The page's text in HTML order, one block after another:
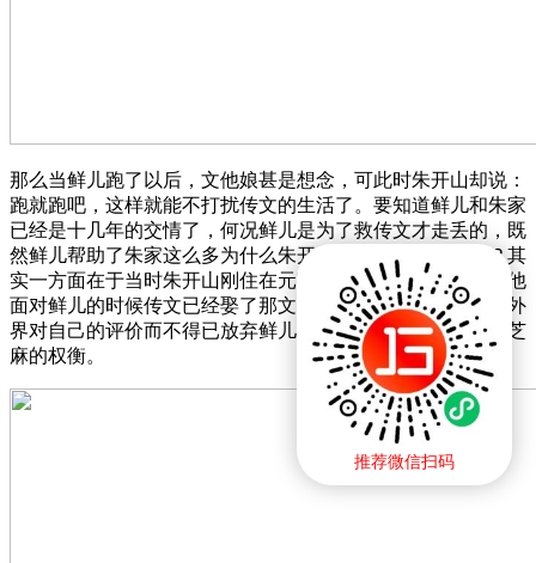
推荐微信扫码
那么当鲜儿跑了以后，文他娘甚是想念，可此时朱开山却说：
跑就跑吧，这样就能不打扰传文的生活了。要知道鲜儿和朱家
已经是十几年的交情了，何况鲜儿是为了救传文才走丢的，既
然鲜儿帮助了朱家这么多为什么朱开山还会说这句薄情话？其
实一方面在于当时朱开山刚住在元宝镇很在乎名声，所以当他
面对鲜儿的时候传文已经娶了那文，此时的朱开山为了保护外
界对自己的评价而不得已放弃鲜儿，此时朱开山懂得西瓜和芝
麻的权衡。